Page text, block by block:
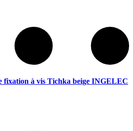
fixation à vis Tichka beige INGELEC